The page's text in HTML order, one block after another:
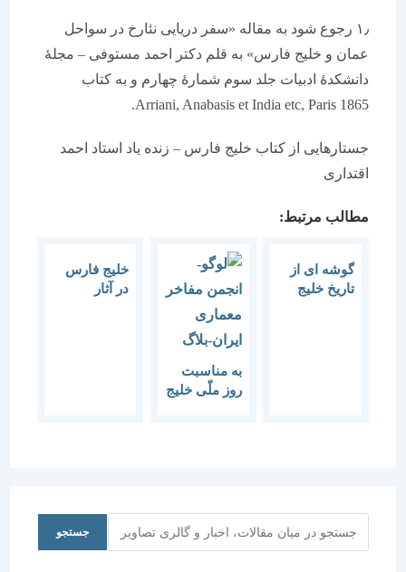
۱٫ رجوع شود به مقاله «سفر دریایی نئارخ در سواحل
عمان و خلیج فارس» به قلم دکتر احمد مستوفی – مجلۀ
دانشکدۀ ادبیات جلد سوم شمارۀ چهارم و به کتاب
Arriani, Anabasis et India etc, Paris 1865.
جستارهایی از کتاب خلیج فارس – زنده یاد استاد احمد
اقتداری
مطالب مرتبط:
گوشه ای از
تاریخ خلیج
به مناسبت
روز ملّی خلیج
خلیج فارس
جستجو